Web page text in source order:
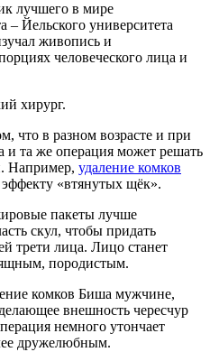
лучшего в мире
– Йельского университета
живопись и
человеческого лица и
хирург.
что в разном возрасте и при
та же операция может решать
Например, удаление комков
«втянутых щёк».
пакеты лучше
скул, чтобы придать
трети лица. Лицо станет
породистым.
комков Биша мужчине,
внешность чересчур
немного утончает
дружелюбным.